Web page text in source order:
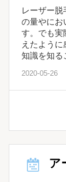
レーザー
の量やにお
す。でも実
えたよう
知識を知る
2020-05-26
ア